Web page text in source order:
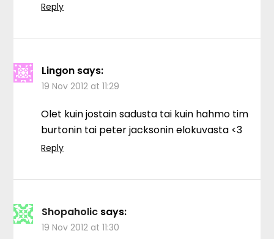
Reply
Lingon says:
19 Nov 2012 at 11:29
Olet kuin jostain sadusta tai kuin hahmo tim
burtonin tai peter jacksonin elokuvasta <3
Reply
Shopaholic says:
19 Nov 2012 at 11:30